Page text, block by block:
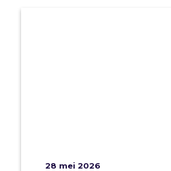
28 mei 2026